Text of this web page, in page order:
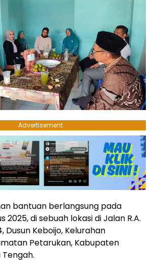
Advertisement
bantuan berlangsung pada
2025, di sebuah lokasi di Jalan R.A.
Dusun Keboijo, Kelurahan
Petarukan, Kabupaten